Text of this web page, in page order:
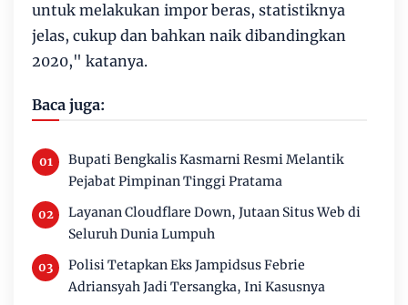
untuk melakukan impor beras, statistiknya
jelas, cukup dan bahkan naik dibandingkan
2020," katanya.
Baca juga:
Bupati Bengkalis Kasmarni Resmi Melantik
Pejabat Pimpinan Tinggi Pratama
Layanan Cloudflare Down, Jutaan Situs Web di
Seluruh Dunia Lumpuh
Polisi Tetapkan Eks Jampidsus Febrie
Adriansyah Jadi Tersangka, Ini Kasusnya